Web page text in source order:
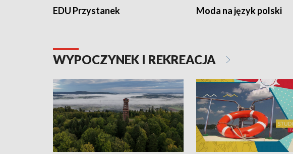
EDU Przystanek Moda na język polski
WYPOCZYNEK I REKREACJA